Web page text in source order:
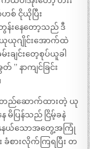
စ် ငိုယိုပြီး
င့်တွန်းနေတော့သည် ဒီ
ယုယုဂျိုင်းအောက်ထဲ
ျင်းတေ့စုပ်ယူခါ
” နာကျင်ခြင်း
တည်ဆောက်ထားတဲ့ ယု
ပြန်သည် ငြိမ့်ခနဲ
နုနယ်သောအတွေ့အကြုံ
း ခံစားလိုက်ကြရပြီး တ